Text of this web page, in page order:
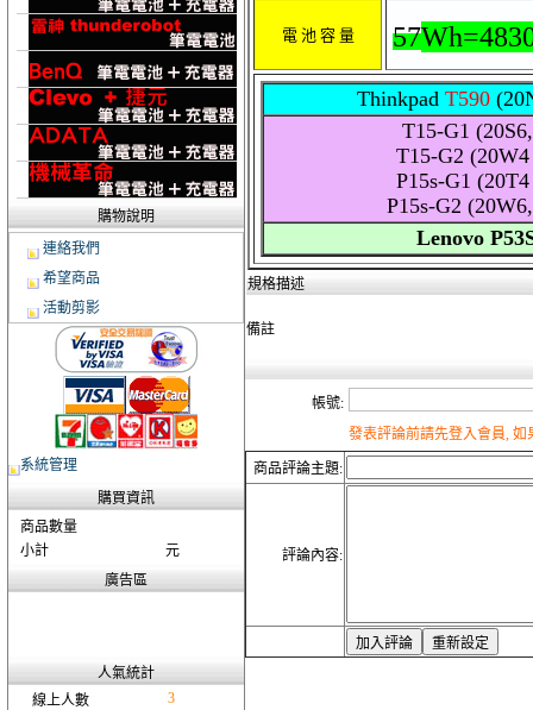
購物說明
連絡我們
希望商品
活動剪影
系統管理
購買資訊
商品數量
小計
元
廣告區
人氣統計
線上人數
3
電 池 容 量 57
Thinkpad T590
T15-G1
T15-G2
P15s-G1
P15s-G2
Lenovo
規格描述
備註
帳號:
發表評論前請先登入會員,
商品評論主題:
評論內容: